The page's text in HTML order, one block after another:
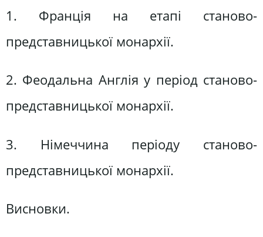
1. Франція на етапі станово-
представницької монархії.
2. Феодальна Англія у період станово-
представницької монархії.
3. Німеччина періоду станово-
представницької монархії.
Висновки.